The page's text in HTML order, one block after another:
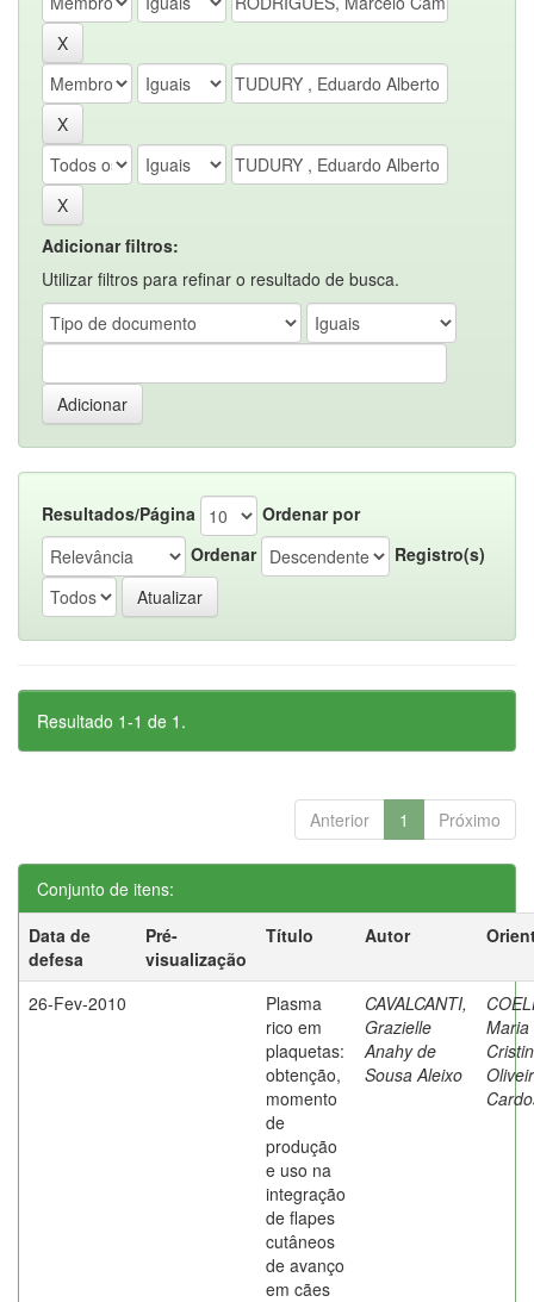
Adicionar filtros:
Utilizar filtros para refinar o resultado de busca.
Resultados/Página
Ordenar por
Ordenar
Registro(s)
Resultado 1-1 de 1.
Anterior 1 Próximo
Conjunto de itens:
Data de
defesa
Pré-
visualização
Título Autor
26-Fev-2010
Plasma
rico em
plaquetas:
obtenção,
momento
de
produção
e uso na
integração
de flapes
cutâneos
de avanço
em cães
CAVALCANTI,
Grazielle
Anahy de
Sousa Aleixo
Maria